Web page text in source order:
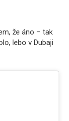
že áno – tak
lebo v Dubaji